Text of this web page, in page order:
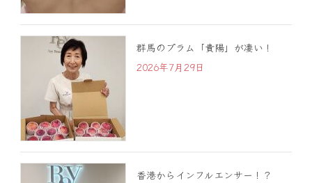
群馬のプラム「貴陽」が凄い！
2026年7月29日
香港からインフルエンサー！？